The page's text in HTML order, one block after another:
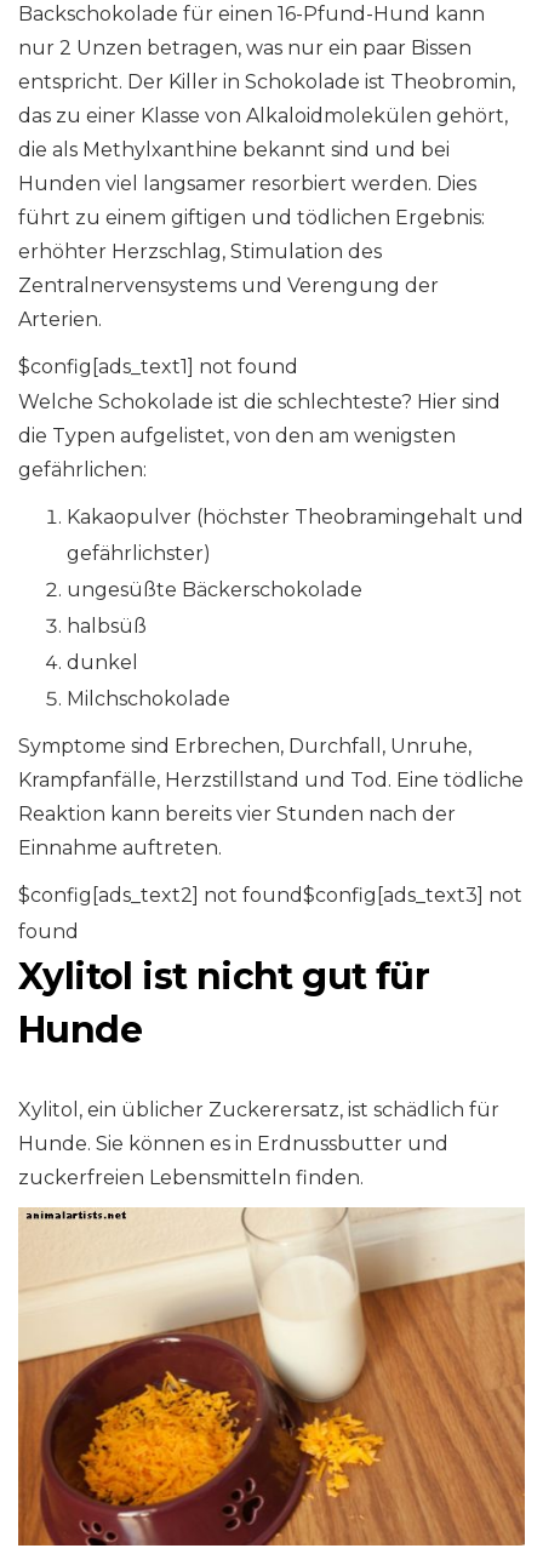
Backschokolade für einen 16-Pfund-Hund kann
nur 2 Unzen betragen, was nur ein paar Bissen
entspricht. Der Killer in Schokolade ist Theobromin,
das zu einer Klasse von Alkaloidmolekülen gehört,
die als Methylxanthine bekannt sind und bei
Hunden viel langsamer resorbiert werden. Dies
führt zu einem giftigen und tödlichen Ergebnis:
erhöhter Herzschlag, Stimulation des
Zentralnervensystems und Verengung der
Arterien.
$config[ads_text1] not found
Welche Schokolade ist die schlechteste? Hier sind
die Typen aufgelistet, von den am wenigsten
gefährlichen:
Kakaopulver (höchster Theobramingehalt und
gefährlichster)
ungesüßte Bäckerschokolade
halbsüß
dunkel
Milchschokolade
Symptome sind Erbrechen, Durchfall, Unruhe,
Krampfanfälle, Herzstillstand und Tod. Eine tödliche
Reaktion kann bereits vier Stunden nach der
Einnahme auftreten.
$config[ads_text2] not found$config[ads_text3] not
found
Xylitol ist nicht gut für
Hunde
Xylitol, ein üblicher Zuckerersatz, ist schädlich für
Hunde. Sie können es in Erdnussbutter und
zuckerfreien Lebensmitteln finden.